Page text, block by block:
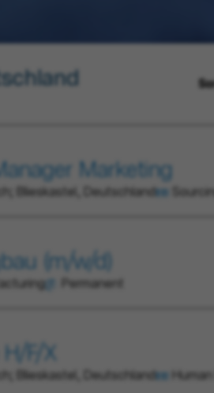
Marketing
Blieskastel, Deutschland
(m/w/d)
Permanent
F/X
Blieskastel, Deutschland